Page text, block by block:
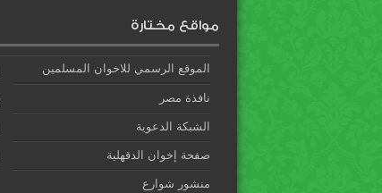
مواقع مختارة
الموقع الرسمي للاخوان المسلمين
نافذة مصر
الشبكة الدعوية
صفحة إخوان الدقهلية
منشور شوارع